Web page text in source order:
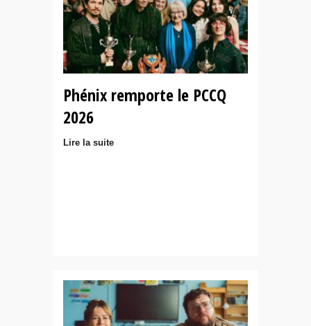
Phénix remporte le PCCQ
2026
Lire la suite